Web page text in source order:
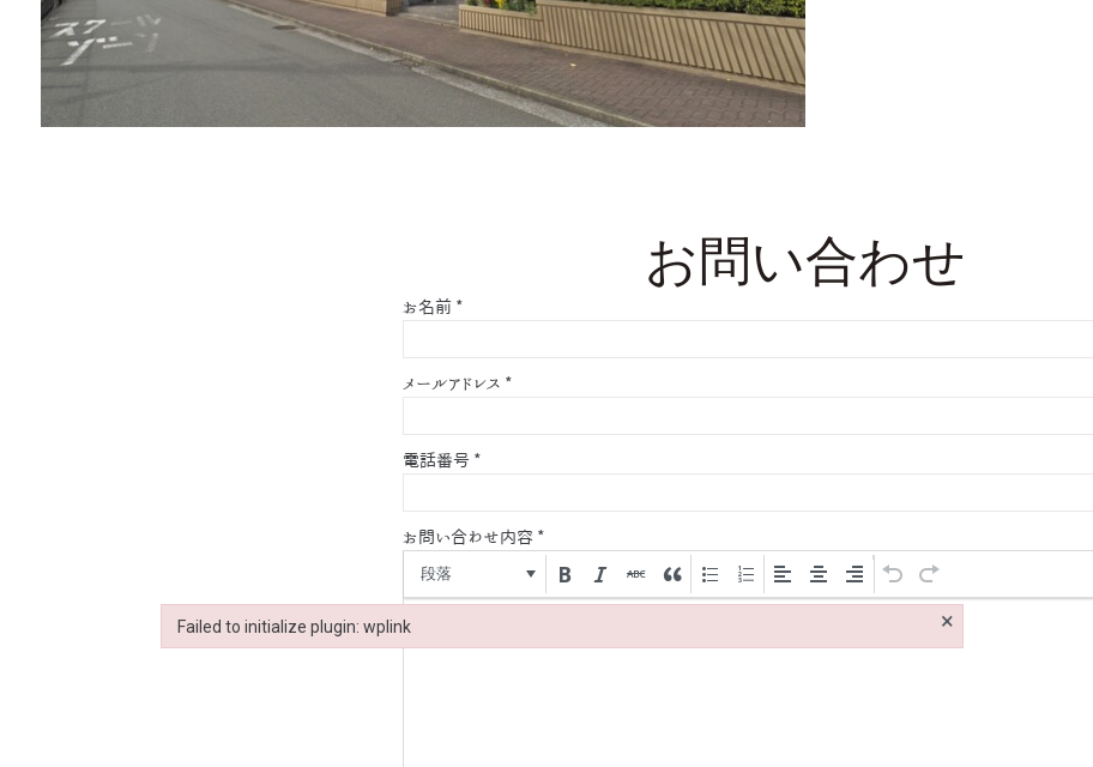
お問い合わせ
お名前 *
メールアドレス *
電話番号 *
お問い合わせ内容 *
段落
Failed to initialize plugin: wplink ×
Failed to initialize plugin: wplink